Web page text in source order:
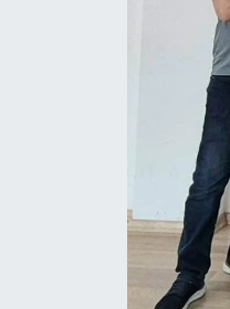
Nöbetçi
Otomobil